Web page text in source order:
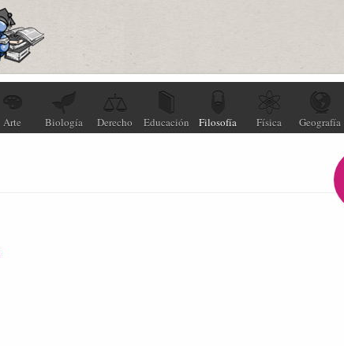
Arte Biología Derecho Educación Filosofía Física Geografía